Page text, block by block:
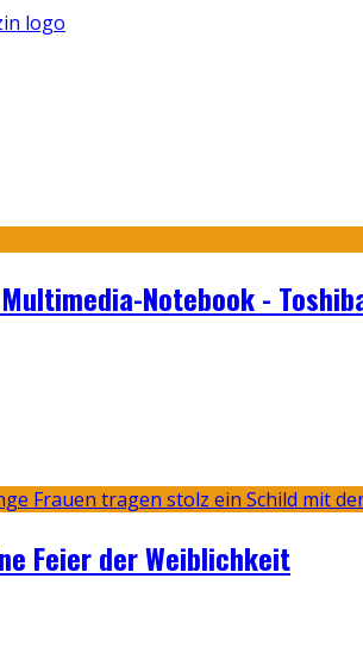
Notebook -
Feier der Weiblichkeit